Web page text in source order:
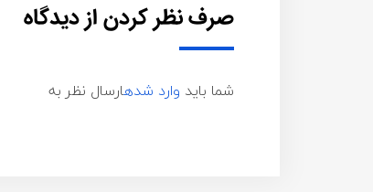
صرف نظر کردن از دیدگاه
شما باید وارد شدهارسال نظر به